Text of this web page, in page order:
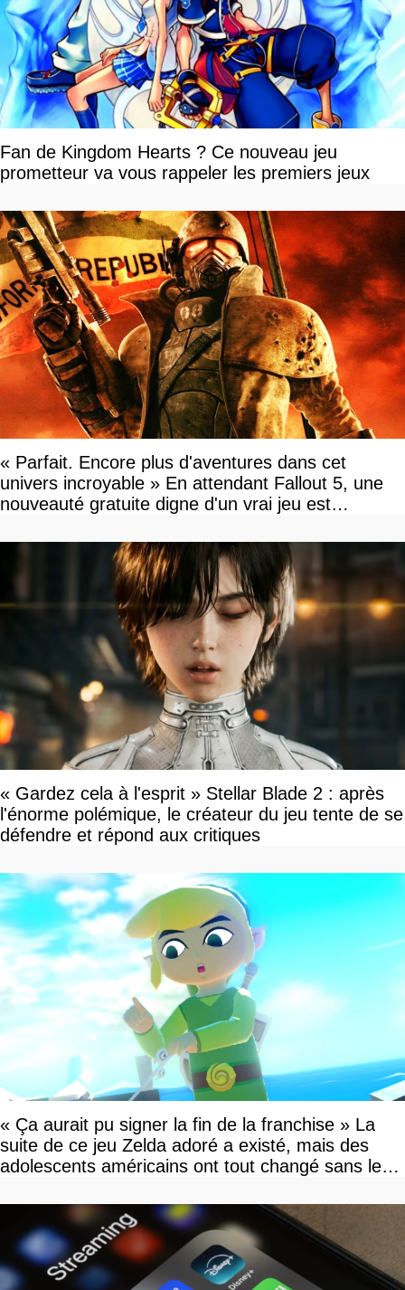
Fan de Kingdom Hearts ? Ce nouveau jeu
prometteur va vous rappeler les premiers jeux
« Parfait. Encore plus d'aventures dans cet
univers incroyable » En attendant Fallout 5, une
nouveauté gratuite digne d'un vrai jeu est
« Gardez cela à l'esprit » Stellar Blade 2 : après
l'énorme polémique, le créateur du jeu tente de se
défendre et répond aux critiques
« Ça aurait pu signer la fin de la franchise » La
suite de ce jeu Zelda adoré a existé, mais des
adolescents américains ont tout changé sans le